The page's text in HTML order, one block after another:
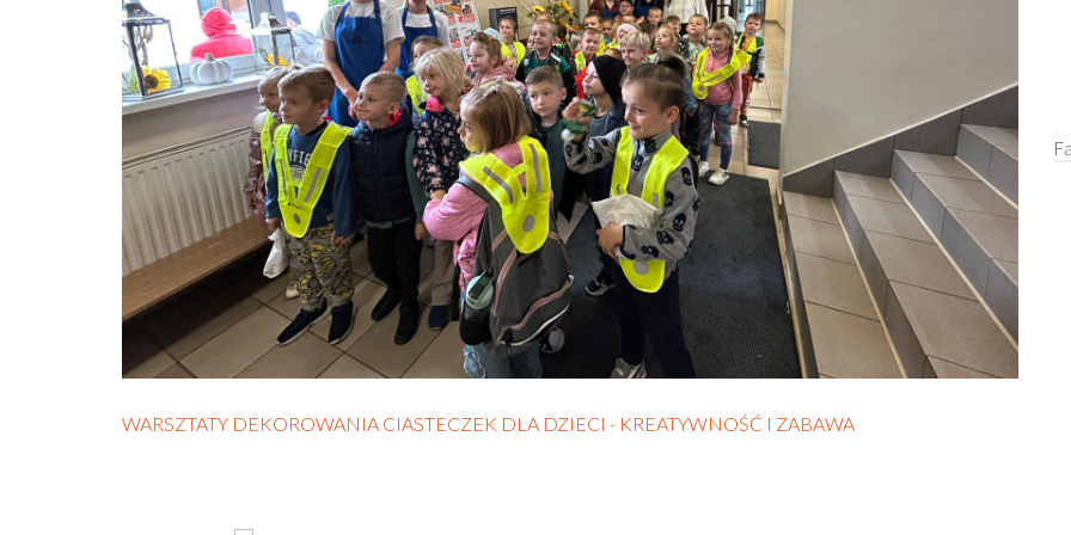
WARSZTATY DEKOROWANIA CIASTECZEK DLA DZIECI - KREATYWNOŚĆ I ZABAWA